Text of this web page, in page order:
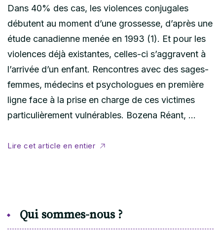
Dans 40% des cas, les violences conjugales
débutent au moment d’une grossesse, d’après une
étude canadienne menée en 1993 (1). Et pour les
violences déjà existantes, celles-ci s’aggravent à
l’arrivée d’un enfant. Rencontres avec des sages-
femmes, médecins et psychologues en première
ligne face à la prise en charge de ces victimes
particulièrement vulnérables. Bozena Réant, …
Lire cet article en entier
Qui sommes-nous ?